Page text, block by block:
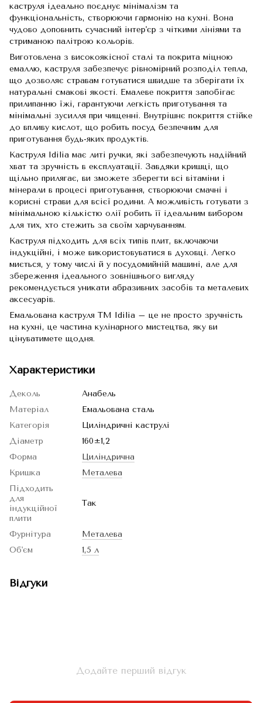
каструля ідеально поєднує мінімалізм та
функціональність, створюючи гармонію на кухні. Вона
чудово доповнить сучасний інтер'єр з чіткими лініями та
стриманою палітрою кольорів.
Виготовлена ​​з високоякісної сталі та покрита міцною
емаллю, каструля забезпечує рівномірний розподіл тепла,
що дозволяє стравам готуватися швидше та зберігати їх
натуральні смакові якості. Емалеве покриття запобігає
прилипанню їжі, гарантуючи легкість приготування та
мінімальні зусилля при чищенні. Внутрішнє покриття стійке
до впливу кислот, що робить посуд безпечним для
приготування будь-яких продуктів.
Каструля Idilia має литі ручки, які забезпечують надійний
хват та зручність в експлуатації. Завдяки кришці, що
щільно прилягає, ви зможете зберегти всі вітаміни і
мінерали в процесі приготування, створюючи смачні і
корисні страви для всієї родини. А можливість готувати з
мінімальною кількістю олії робить її ідеальним вибором
для тих, хто стежить за своїм харчуванням.
Каструля підходить для всіх типів плит, включаючи
індукційні, і може використовуватися в духовці. Легко
миється, у тому числі й у посудомийній машині, але для
збереження ідеального зовнішнього вигляду
рекомендується уникати абразивних засобів та металевих
аксесуарів.
Емальована каструля TM Idilia – це не просто зручність
на кухні, це частина кулінарного мистецтва, яку ви
цінуватимете щодня.
Характеристики
Деколь
Анабель
Матеріал
Емальована сталь
Категорія
Циліндричні каструлі
Діаметр
160±1,2
Форма
Циліндрична
Кришка
Металева
Підходить
для
індукційної
плити
Так
Фурнітура
Металева
Об'єм
1,5 л
Відгуки
Додайте перший відгук